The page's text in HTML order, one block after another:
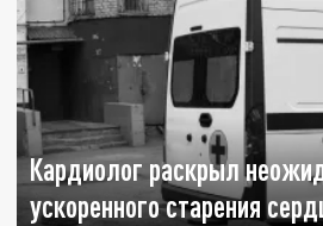
Кардиолог раскрыл
ускоренного старения